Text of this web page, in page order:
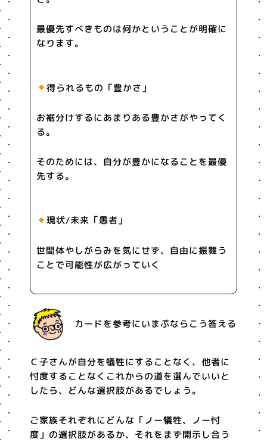
最優先すべきものは何かということが明確に
なります。
得られるもの「豊かさ」
お裾分けするにあまりある豊かさがやってく
る。
そのためには、自分が豊かになることを最優
先する。
現状/未来「愚者」
世間体やしがらみを気にせず、自由に振舞う
ことで可能性が広がっていく
カードを参考にいまぷならこう答える
Ｃ子さんが自分を犠牲にすることなく、他者に
忖度することなくこれからの道を選んでいいと
したら、どんな選択肢があるでしょう。
ご家族それぞれにどんな「ノー犠牲、ノー忖
度」の選択肢があるか、それをまず開示し合う